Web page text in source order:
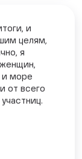
и
целям,
я
и море
от всего